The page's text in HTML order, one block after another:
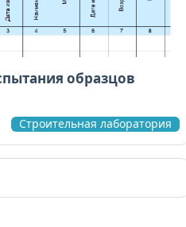
образцов
Строительная лаборатория